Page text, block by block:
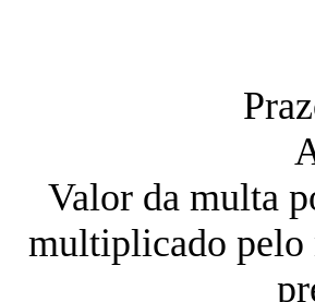
Valor da multa
multiplicado pelo